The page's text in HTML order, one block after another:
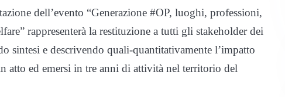
dell’evento “Generazione #OP, luoghi, professioni,
rappresenterà la restituzione a tutti gli stakeholder dei
sintesi e descrivendo quali-quantitativamente l’impatto
atto ed emersi in tre anni di attività nel territorio del